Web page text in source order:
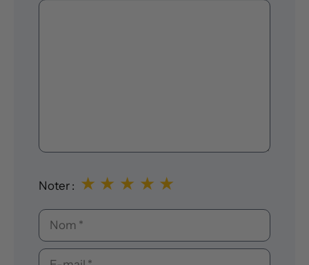
Commentaire
Noter : ★
★
★
★
★
Nom
E-